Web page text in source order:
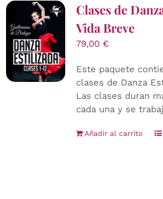
Clases de
Vida Breve
79,00 €
Este paquete
clases de Danza
Las clases duran
cada una y se
Añadir al carrito